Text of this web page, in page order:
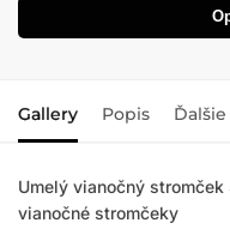
Gallery Popis
Umelý vianočný
vianočné stromčeky